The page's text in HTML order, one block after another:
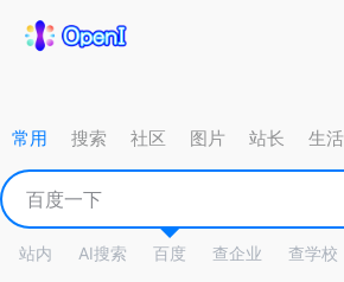
常用 搜索 社区 图片 站长 生活
站内 AI搜索 百度 查企业 查学校